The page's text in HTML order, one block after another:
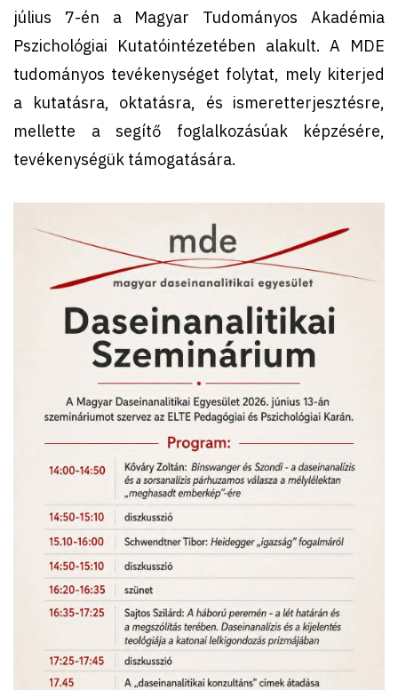
július 7-én a Magyar Tudományos Akadémia
Pszichológiai Kutatóintézetében alakult. A MDE
tudományos tevékenységet folytat, mely kiterjed
a kutatásra, oktatásra, és ismeretterjesztésre,
mellette a segítő foglalkozásúak képzésére,
tevékenységük támogatására.